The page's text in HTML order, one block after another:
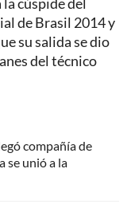
de Brasil 2014 y
su salida se dio
del técnico
compañía de
se unió a la